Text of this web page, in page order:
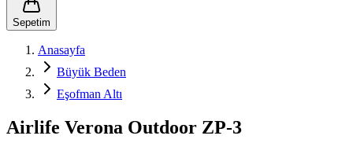
Sepetim
Anasayfa
Büyük Beden
Eşofman Altı
Airlife Verona Outdoor ZP-3